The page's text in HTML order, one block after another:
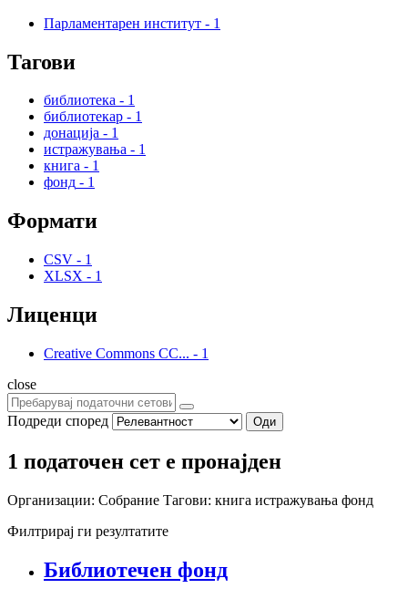
Парламентарен институт - 1
Тагови
библиотека - 1
библиотекар - 1
донација - 1
истражувања - 1
книга - 1
фонд - 1
Формати
CSV - 1
XLSX - 1
Лиценци
Creative Commons CC... - 1
close
Подреди според Оди
1 податочен сет е пронајден
Организации: Собрание Тагови: книга истражувања фонд
Филтрирај ги резултатите
Библиотечен фонд